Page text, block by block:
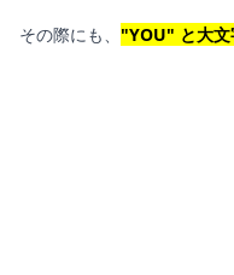
その際にも、 "YOU" と大文